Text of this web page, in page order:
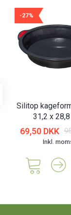
-27%
Silitop
31,2 x
69,50 DKK
Inkl.